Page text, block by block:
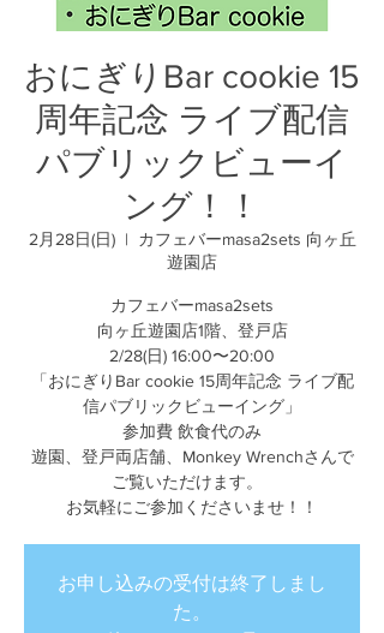
おにぎりBar cookie 15
周年記念 ライブ配信
パブリックビューイ
ング！！
2月28日(日)
  |
カフェバーmasa2sets 向ヶ丘
遊園店
カフェバーmasa2sets
向ヶ丘遊園店1階、登戸店
2/28(日) 16:00〜20:00
「おにぎりBar cookie 15周年記念 ライブ配
信パブリックビューイング」
参加費 飲食代のみ
遊園、登戸両店舗、Monkey Wrench​さんで
ご覧いただけます。
お気軽にご参加くださいませ！！
お申し込みの受付は終了しまし
た。